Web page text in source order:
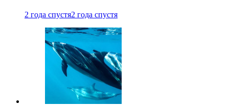
2 года спустя2 года спустя